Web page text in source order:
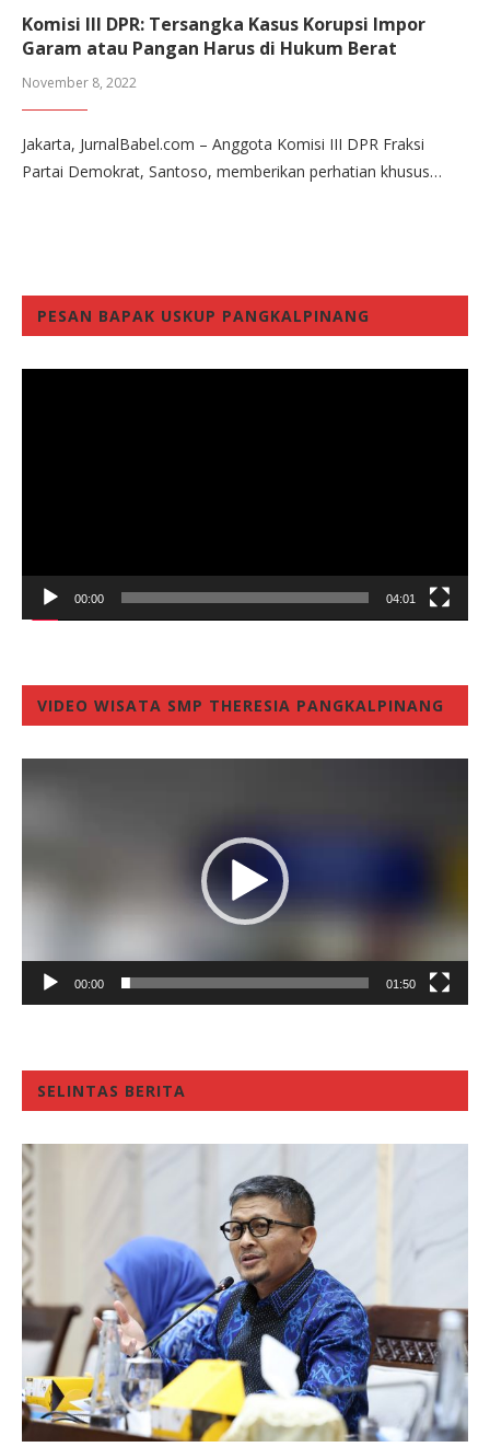
Komisi III DPR: Tersangka Kasus Korupsi Impor
Garam atau Pangan Harus di Hukum Berat
November 8, 2022
Jakarta, JurnalBabel.com – Anggota Komisi III DPR Fraksi
Partai Demokrat, Santoso, memberikan perhatian khusus…
PESAN BAPAK USKUP PANGKALPINANG
00:00 04:01
VIDEO WISATA SMP THERESIA PANGKALPINANG
00:00 01:50
SELINTAS BERITA